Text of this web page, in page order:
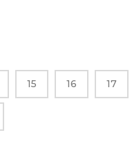
15 16 17